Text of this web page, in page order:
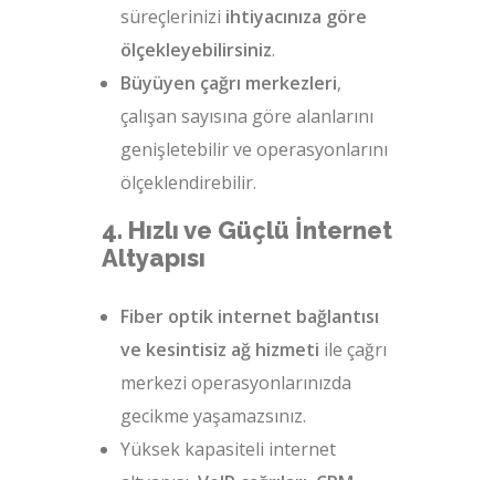
süreçlerinizi ihtiyacınıza göre
ölçekleyebilirsiniz.
Büyüyen çağrı merkezleri,
çalışan sayısına göre alanlarını
genişletebilir ve operasyonlarını
ölçeklendirebilir.
4. Hızlı ve Güçlü İnternet
Altyapısı
Fiber optik internet bağlantısı
ve kesintisiz ağ hizmeti ile çağrı
merkezi operasyonlarınızda
gecikme yaşamazsınız.
Yüksek kapasiteli internet